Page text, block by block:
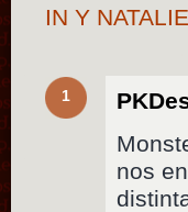
IN Y
1
nos